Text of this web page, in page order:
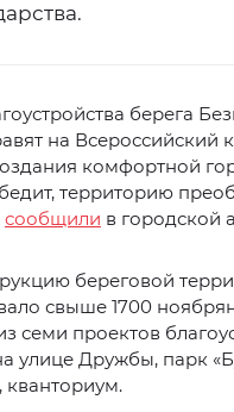
берега
на Всероссийский
комфортной
территорию
сообщили в городской
береговой
свыше 1700
семи проектов
улице Дружбы, парк
кванториум.